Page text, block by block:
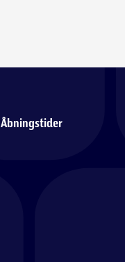
Åbningstider